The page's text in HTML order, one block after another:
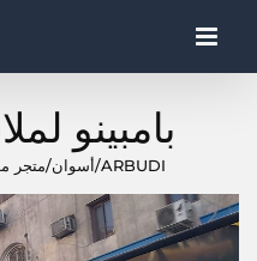
بامبينو
ARBUDI
/أسوان/متجر